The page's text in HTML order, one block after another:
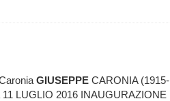
GIUSEPPE CARONIA (1915-
LUGLIO 2016 INAUGURAZIONE